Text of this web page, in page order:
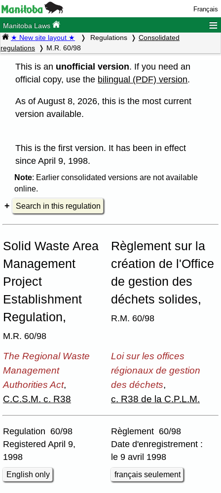
Français
Manitoba Laws ≡
★ New site layout ★ Regulations
Consolidated
regulations
M.R. 60/98
This is an unofficial version. If you need an
official copy, use the bilingual (PDF) version.
As of August 8, 2026, this is the most current
version available.
This is the first version. It has been in effect
since April 9, 1998.
Note: Earlier consolidated versions are not available
online.
Search in this regulation
Solid Waste Area
Management
Project
Establishment
Regulation,
M.R. 60/98
Règlement sur la
création de l'Office
de gestion des
déchets solides,
R.M. 60/98
The Regional Waste
Management
Authorities Act,
C.C.S.M. c. R38
Loi sur les offices
régionaux de gestion
des déchets,
c. R38 de la C.P.L.M.
Regulation 60/98
Registered April 9,
1998
English only
Règlement 60/98
Date d'enregistrement :
le 9 avril 1998
français seulement